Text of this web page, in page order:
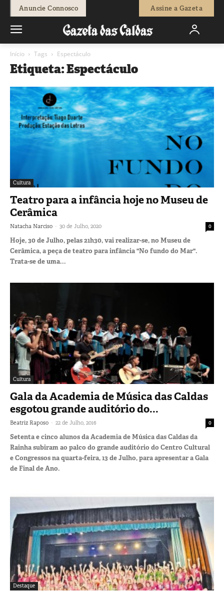
Anuncie Connosco Assine a Gazeta
Início Tags Espectáculo
Etiqueta: Espectáculo
Cultura
Teatro para a infância hoje no Museu de
Cerâmica
Natacha Narciso - 30 de Julho, 2020 0
Hoje, 30 de Julho, pelas 21h30, vai realizar-se, no Museu de
Cerâmica, a peça de teatro para infância "No fundo do Mar".
Trata-se de uma...
Cultura
Gala da Academia de Música das Caldas
esgotou grande auditório do...
Beatriz Raposo - 22 de Julho, 2016 0
Setenta e cinco alunos da Academia de Música das Caldas da
Rainha subiram ao palco do grande auditório do Centro Cultural
e Congressos na quarta-feira, 13 de Julho, para apresentar a Gala
de Final de Ano.
Destaque